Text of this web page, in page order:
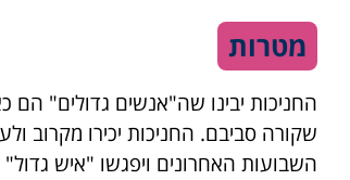
מטרות
החניכות יבינו שה"אנשים גדולים"
שקורה סביבם. החניכות יכירו
השבועות האחרונים ויפגשו "איש